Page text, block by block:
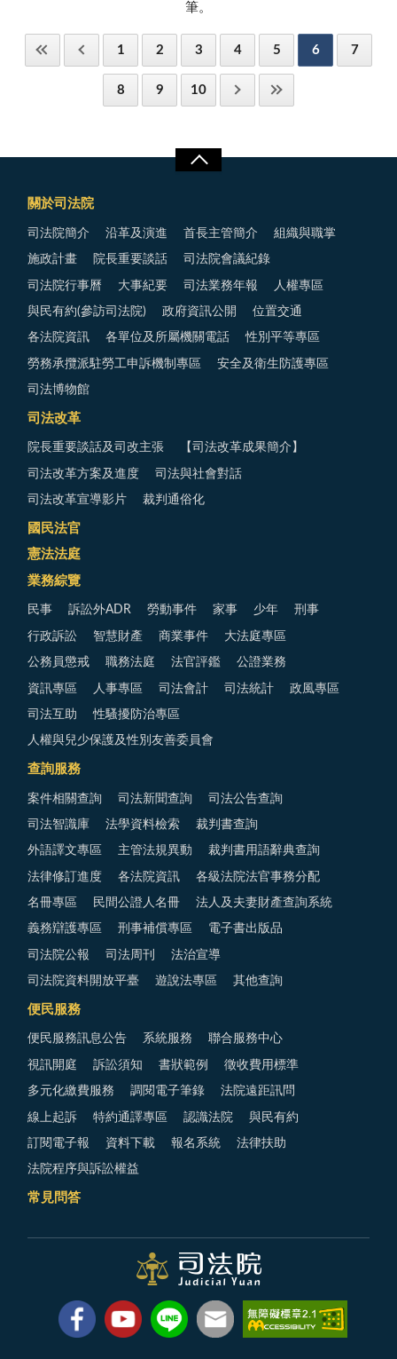
筆。
1 2 3 4 5 6 7
8 9 10
關於司法院
司法院簡介 沿革及演進 首長主管簡介 組織與職掌
施政計畫 院長重要談話 司法院會議紀錄
司法院行事曆 大事紀要 司法業務年報 人權專區
與民有約(參訪司法院) 政府資訊公開 位置交通
各法院資訊 各單位及所屬機關電話 性別平等專區
勞務承攬派駐勞工申訴機制專區 安全及衛生防護專區
司法博物館
司法改革
院長重要談話及司改主張 【司法改革成果簡介】
司法改革方案及進度 司法與社會對話
司法改革宣導影片 裁判通俗化
國民法官
憲法法庭
業務綜覽
民事 訴訟外ADR 勞動事件 家事 少年 刑事
行政訴訟 智慧財產 商業事件 大法庭專區
公務員懲戒 職務法庭 法官評鑑 公證業務
資訊專區 人事專區 司法會計 司法統計 政風專區
司法互助 性騷擾防治專區
人權與兒少保護及性別友善委員會
查詢服務
案件相關查詢 司法新聞查詢 司法公告查詢
司法智識庫 法學資料檢索 裁判書查詢
外語譯文專區 主管法規異動 裁判書用語辭典查詢
法律修訂進度 各法院資訊 各級法院法官事務分配
名冊專區 民間公證人名冊 法人及夫妻財產查詢系統
義務辯護專區 刑事補償專區 電子書出版品
司法院公報 司法周刊 法治宣導
司法院資料開放平臺 遊說法專區 其他查詢
便民服務
便民服務訊息公告 系統服務 聯合服務中心
視訊開庭 訴訟須知 書狀範例 徵收費用標準
多元化繳費服務 調閱電子筆錄 法院遠距訊問
線上起訴 特約通譯專區 認識法院 與民有約
訂閱電子報 資料下載 報名系統 法律扶助
法院程序與訴訟權益
常見問答